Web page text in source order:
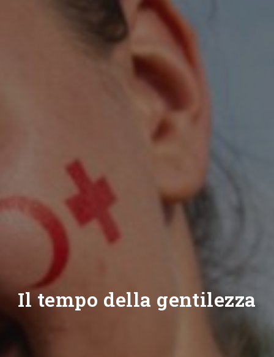
Il tempo della gentilezza